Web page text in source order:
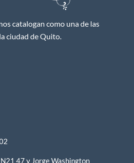
catalogan como una de las
ciudad de Quito.
47 y Jorge Washington